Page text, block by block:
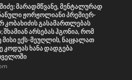
მარადმწვანე, მენტალურად
ჟორჟოლიანი პრემიერ-
კობახიძის გასამართლებას
შხამიან არსებას ჰგონია, რომ
მისი ექს-მეუღლის, ნაცჯალათ
კოდუას ხანა დადგება